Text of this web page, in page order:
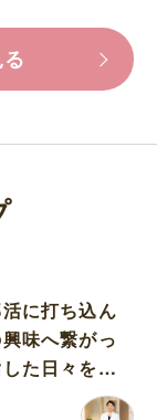
活に打ち込ん
味へ繋がっ
た日々を振